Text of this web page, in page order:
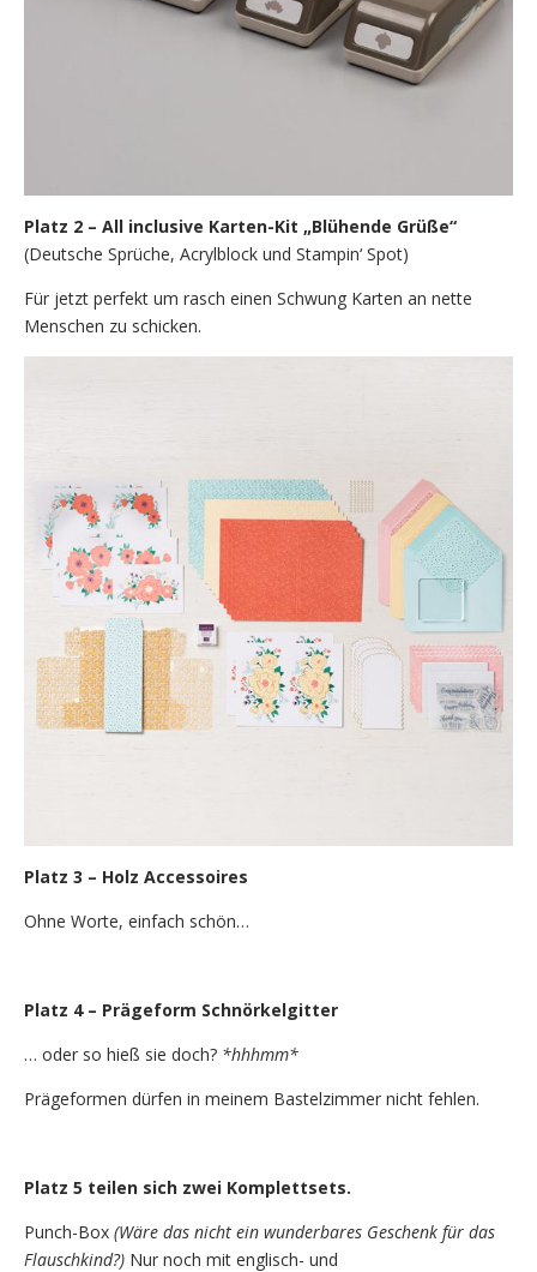
Platz 2 – All inclusive Karten-Kit „Blühende Grüße“
(Deutsche Sprüche, Acrylblock und Stampin‘ Spot)
Für jetzt perfekt um rasch einen Schwung Karten an nette
Menschen zu schicken.
Platz 3 – Holz Accessoires
Ohne Worte, einfach schön…
Platz 4 – Prägeform Schnörkelgitter
… oder so hieß sie doch? *hhhmm*
Prägeformen dürfen in meinem Bastelzimmer nicht fehlen.
Platz 5 teilen sich zwei Komplettsets.
Punch-Box (Wäre das nicht ein wunderbares Geschenk für das
Flauschkind?) Nur noch mit englisch- und